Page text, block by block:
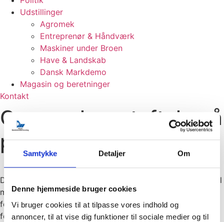
Samtykke Detaljer Om
Denne hjemmeside bruger cookies
Vi bruger cookies til at tilpasse vores indhold og
annoncer, til at vise dig funktioner til sociale medier og til
Udstillinger
Agromek
Entreprenør & Håndværk
Maskiner under Broen
Have & Landskab
Dansk Markdemo
Magasin og beretninger
Kontakt
Overenskomstaftale på
plads for HK’ere
Dansk Maskinhandlerforening og HK Privat kom i går i mål
med en ny 3-årig overenskomst. Det har været et
forhandlingsforløb over flere uger med afbrudte
forhandlinger og tænkepauser. Men nu er aftalen i hus, og